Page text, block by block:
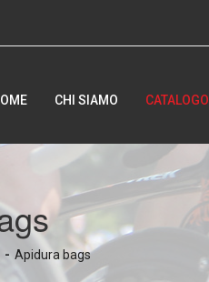
CHI SIAMO CATALOGO
Apidura bags